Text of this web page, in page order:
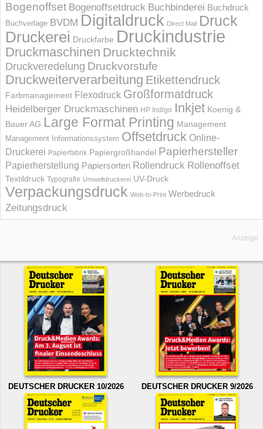
Bogenoffset Bogenoffsetdruck Buchbinderei Buchdruck
Buchverlage BVDM Digitaldruck Direct Mail Druck
Druckerei Druckfarbe Druckindustrie
Druckmaschinen Drucktechnik
Druckveredelung Druckvorstufe
Druckweiterverarbeitung Etikettendruck
Farbmanagement Flexodruck Großformatdruck
Heidelberger Druckmaschinen HP Indigo Inkjet Koenig &
Bauer AG Large Format Printing Management
Management Informations­system Offsetdruck Online-
Druckerei Papierfabrik Papiergroßhandel Papierhersteller
Papierherstellung Papiersorten Rollendruck Rollenoffset
Textildruck Typografie Umweltdruckerei UV-Druck
Verpackungsdruck Web-to-Print Werbedruck
Zeitungsdruck
Anzeige
DEUTSCHER DRUCKER 10/2026 DEUTSCHER DRUCKER 9/2026